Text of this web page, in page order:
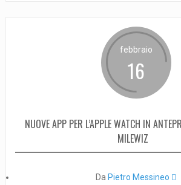
febbraio
16
NUOVE APP PER L’APPLE WATCH IN
MILEWIZ
Da Pietro Messineo 